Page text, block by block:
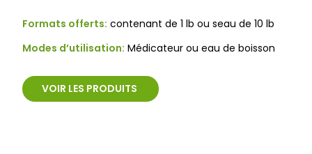
Formats offerts: contenant de 1 lb ou seau de 10 lb
Modes d’utilisation: Médicateur ou eau de boisson
VOIR LES PRODUITS